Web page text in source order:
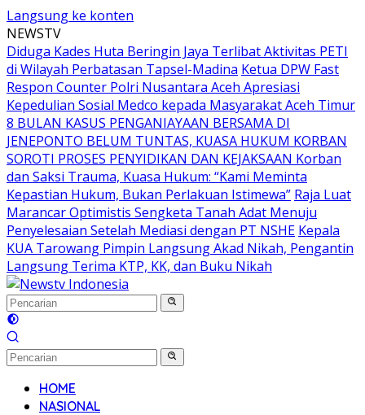
Langsung ke konten
NEWSTV
Diduga Kades Huta Beringin Jaya Terlibat Aktivitas PETI
di Wilayah Perbatasan Tapsel-Madina Ketua DPW Fast
Respon Counter Polri Nusantara Aceh Apresiasi
Kepedulian Sosial Medco kepada Masyarakat Aceh Timur
8 BULAN KASUS PENGANIAYAAN BERSAMA DI
JENEPONTO BELUM TUNTAS, KUASA HUKUM KORBAN
SOROTI PROSES PENYIDIKAN DAN KEJAKSAAN Korban
dan Saksi Trauma, Kuasa Hukum: “Kami Meminta
Kepastian Hukum, Bukan Perlakuan Istimewa” Raja Luat
Marancar Optimistis Sengketa Tanah Adat Menuju
Penyelesaian Setelah Mediasi dengan PT NSHE Kepala
KUA Tarowang Pimpin Langsung Akad Nikah, Pengantin
Langsung Terima KTP, KK, dan Buku Nikah
HOME
NASIONAL